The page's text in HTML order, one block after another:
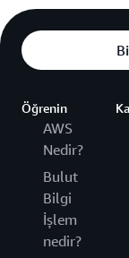
Öğrenin
AWS
Nedir?
Bulut
Bilgi
İşlem
nedir?